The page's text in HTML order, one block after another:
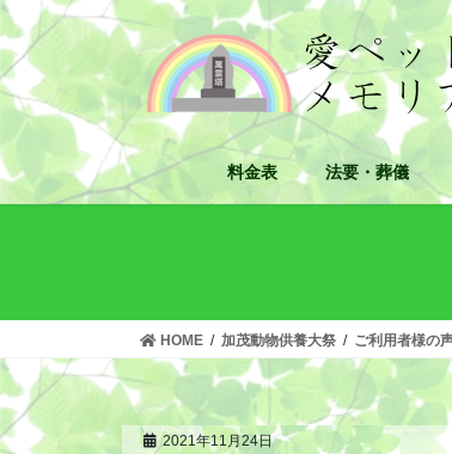
コ
ン
テ
ン
へ
ス
ナ
ビ
ゲ
ー
ョ
ン
料金表 法要・葬儀
HOME 加茂動物供養大祭 ご利用者様の
2021年11月24日